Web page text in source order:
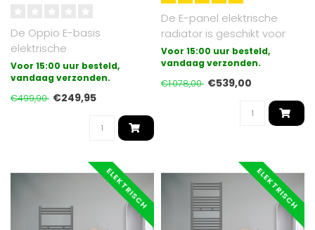
De Oppio E-basis
elektrische
badkamerradiator is de
meest eenvoudige vorm
van el..
Voor 15:00 uur besteld,
vandaag verzonden.
€499,90 €249,95
De E-panel elektrische
radiator is geschikt voor
vrijwel alle ruimtes, zoals
bad..
Voor 15:00 uur besteld,
vandaag verzonden.
€1.078,00 €539,00
ELEKTRISCH ELEKTRISCH